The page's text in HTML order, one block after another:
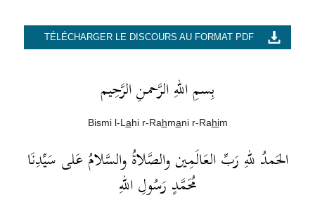
TÉLÉCHARGER LE DISCOURS AU FORMAT PDF
بِسمِ اللهِ الرَّحمـنِ الرَّحِيم
Bismi l-L ahi r-Rahmani r-Rahim
الحَمدُ للهِ رَبِّ العَالَمِين والصَّلاةُ والسَّلامُ عَلى سَيِّدِنَا
مُحَمَّدٍ رَسُولِ اللهِ